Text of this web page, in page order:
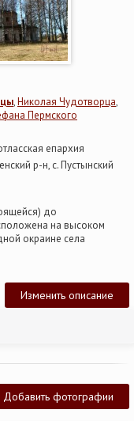
,Николая Чудотворца,
Пермского
епархия
р-н, с. Пустынский
до
на высоком
окраине села
Изменить описание
Добавить фотографии